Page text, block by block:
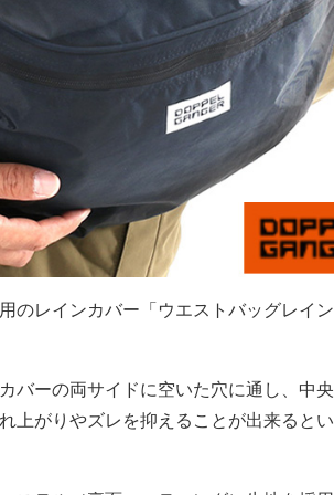
のレインカバー「ウエストバッグレイ
バーの両サイドに空いた穴に通し、中
上がりやズレを抑えることが出来ると